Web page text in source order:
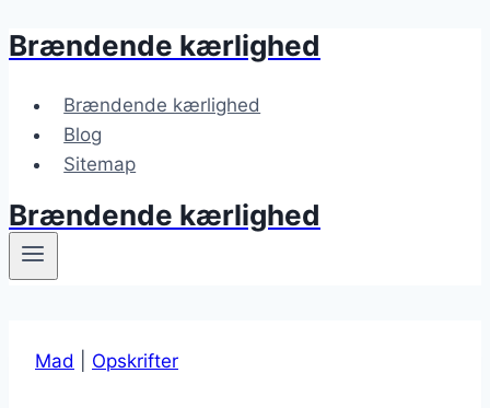
Fortsæt
indhold
Brændende kærlighed
Brændende kærlighed
Blog
Sitemap
Brændende kærlighed
Mad Opskrifter